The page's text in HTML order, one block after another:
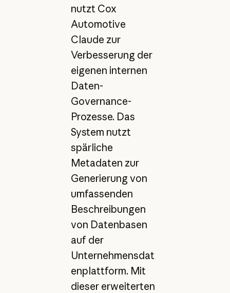
nutzt Cox
Automotive
Claude zur
Verbesserung der
eigenen internen
Daten-
Governance-
Prozesse. Das
System nutzt
spärliche
Metadaten zur
Generierung von
umfassenden
Beschreibungen
von Datenbasen
auf der
Unternehmensdat
enplattform. Mit
dieser erweiterten